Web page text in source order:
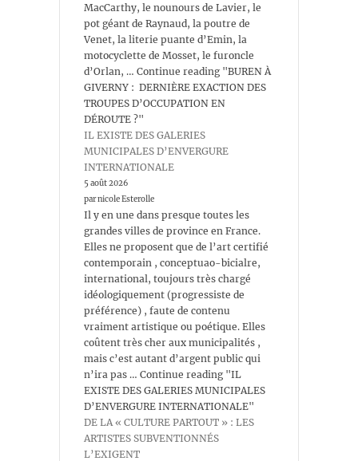
MacCarthy, le nounours de Lavier, le
pot géant de Raynaud, la poutre de
Venet, la literie puante d’Emin, la
motocyclette de Mosset, le furoncle
d’Orlan, … Continue reading "BUREN À
GIVERNY : DERNIÈRE EXACTION DES
TROUPES D’OCCUPATION EN
DÉROUTE ?"
IL EXISTE DES GALERIES
MUNICIPALES D’ENVERGURE
INTERNATIONALE
5 août 2026
par nicole Esterolle
Il y en une dans presque toutes les
grandes villes de province en France.
Elles ne proposent que de l’art certifié
contemporain , conceptuao-bicialre,
international, toujours très chargé
idéologiquement (progressiste de
préférence) , faute de contenu
vraiment artistique ou poétique. Elles
coûtent très cher aux municipalités ,
mais c’est autant d’argent public qui
n’ira pas … Continue reading "IL
EXISTE DES GALERIES MUNICIPALES
D’ENVERGURE INTERNATIONALE"
DE LA « CULTURE PARTOUT » : LES
ARTISTES SUBVENTIONNÉS
L’EXIGENT